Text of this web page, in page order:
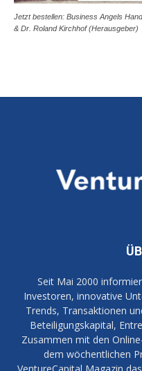
Jetzt bestellen: Business Angels
& Dr. Roland Kirchhof (Herausgeber)
Seit Mai 2000
Investoren, innovative
Trends, Transaktionen
Beteiligungskapital,
Zusammen mit den
dem wöchentlichen